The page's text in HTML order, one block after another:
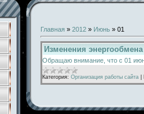
Главная » 2012 » Июнь » 01
Изменения энергообмена
Обращаю внимание, что с 01
Категория: Организация работы сайта